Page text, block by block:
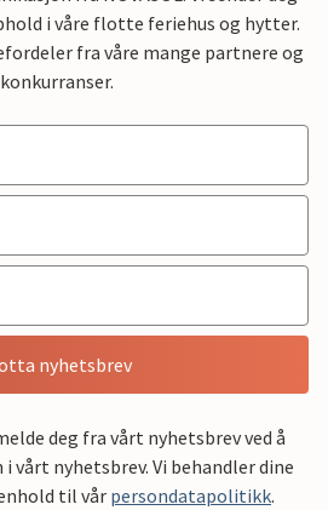
i våre flotte feriehus og hytter.
fra våre mange partnere og
nyhetsbrev
deg fra vårt nyhetsbrev ved å
vårt nyhetsbrev. Vi behandler dine
til vår persondatapolitikk.